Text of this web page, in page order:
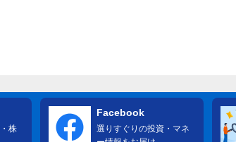
株
Facebook
選りすぐりの投資・マネ